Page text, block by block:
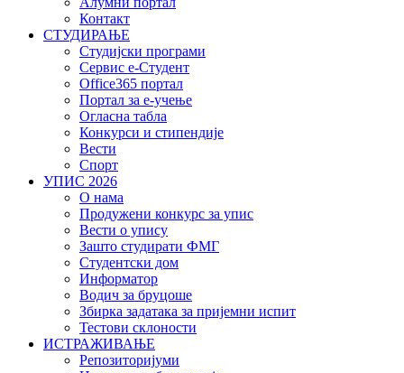
Контакт
СТУДИРАЊЕ
Студијски програми
Сервис е-Студент
Office365 портал
Портал за е-учење
Огласна табла
Конкурси и стипендије
Вести
Спорт
УПИС 2026
О нама
Продужени конкурс за упис
Вести о упису
Зашто студирати ФМГ
Студентски дом
Информатор
Водич за бруцоше
Збиркa задатака за пријемни испит
Тестови склоности
ИСТРАЖИВАЊЕ
Репозиторијуми